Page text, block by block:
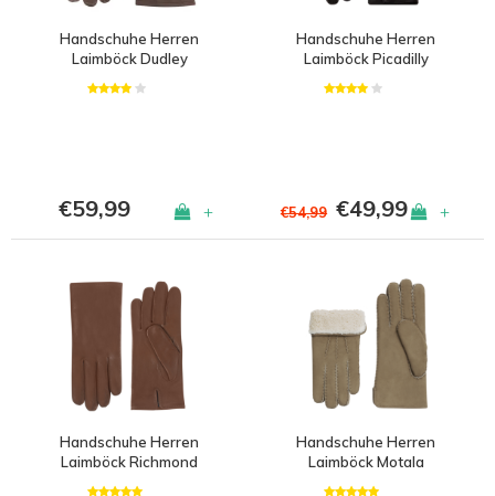
Handschuhe Herren
Laimböck Dudley
€59,99 +
Handschuhe Herren
Laimböck Picadilly
€54,99 €49,99 +
Handschuhe Herren
Laimböck Richmond
Handschuhe Herren
Laimböck Motala